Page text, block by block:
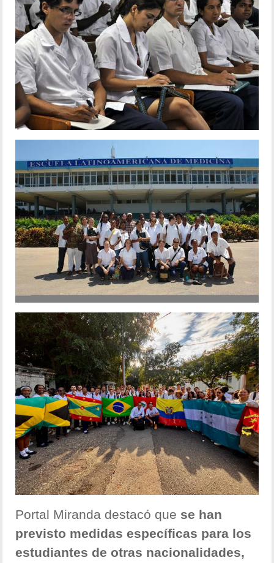
Portal Miranda destacó que se han
previsto medidas específicas para los
estudiantes de otras nacionalidades,